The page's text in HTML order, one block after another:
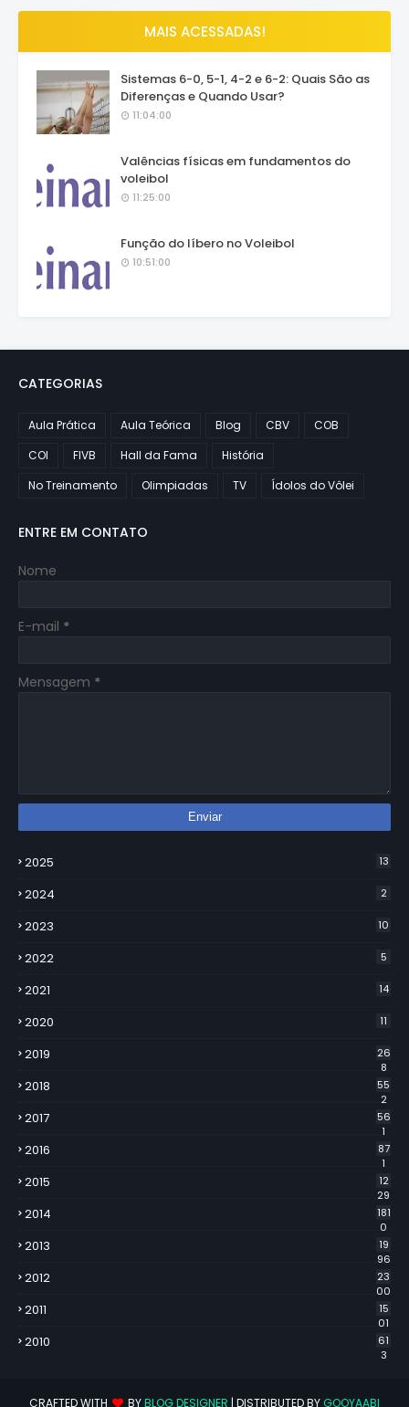
MAIS ACESSADAS!
Sistemas 6-0, 5-1, 4-2 e 6-2: Quais São as
Diferenças e Quando Usar?
11:04:00
Valências físicas em fundamentos do
voleibol
11:25:00
Função do líbero no Voleibol
10:51:00
CATEGORIAS
Aula Prática Aula Teórica Blog CBV
COB
COI
FIVB Hall da Fama
História
No Treinamento
Olimpiadas TV Ídolos do Vôlei
ENTRE EM CONTATO
Nome
E-mail *
Mensagem *
2025 13
2024 2
2023 10
2022 5
2021 14
2020 11
2019
26
8
2018
55
2
2017
56
1
2016
87
1
2015
12
29
2014
181
0
2013
19
96
2012
23
00
2011
15
01
2010
61
3
CRAFTED WITH BYBLOG DESIGNER | DISTRIBUTED BY GOOYAABI